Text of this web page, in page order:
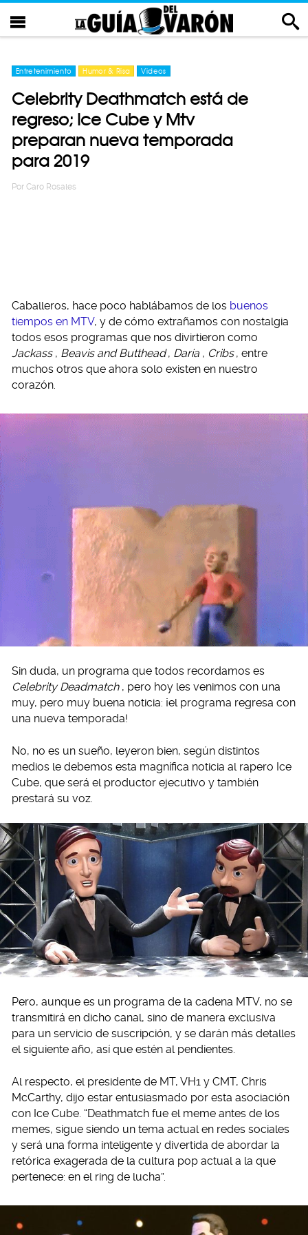
Entretenimiento Humor & Risa Videos
Celebrity Deathmatch está de
regreso; Ice Cube y Mtv
preparan nueva temporada
para 2019
Por Caro Rosales
Caballeros, hace poco hablábamos de los buenos
tiempos en MTV, y de cómo extrañamos con nostalgia
todos esos programas que nos divirtieron como
Jackass , Beavis and Butthead , Daria , Cribs , entre
muchos otros que ahora solo existen en nuestro
corazón.
Sin duda, un programa que todos recordamos es
Celebrity Deadmatch , pero hoy les venimos con una
muy, pero muy buena noticia: ¡el programa regresa con
una nueva temporada!
No, no es un sueño, leyeron bien, según distintos
medios le debemos esta magnífica noticia al rapero Ice
Cube, que será el productor ejecutivo y también
prestará su voz.
Pero, aunque es un programa de la cadena MTV, no se
transmitirá en dicho canal, sino de manera exclusiva
para un servicio de suscripción, y se darán más detalles
el siguiente año, así que estén al pendientes.
Al respecto, el presidente de MT, VH1 y CMT, Chris
McCarthy, dijo estar entusiasmado por esta asociación
con Ice Cube. “Deathmatch fue el meme antes de los
memes, sigue siendo un tema actual en redes sociales
y será una forma inteligente y divertida de abordar la
retórica exagerada de la cultura pop actual a la que
pertenece: en el ring de lucha”.